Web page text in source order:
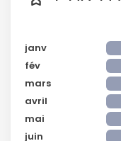
janv
fév
mars
avril
mai
juin